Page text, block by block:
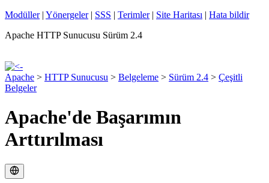
Modüller| Yönergeler| SSS | Terimler| Site Haritası | Hata bildir
Apache HTTP Sunucusu Sürüm 2.4
Apache > HTTP Sunucusu > Belgeleme > Sürüm 2.4 > Çeşitli
Belgeler
Apache'de Başarımın
Arttırılması